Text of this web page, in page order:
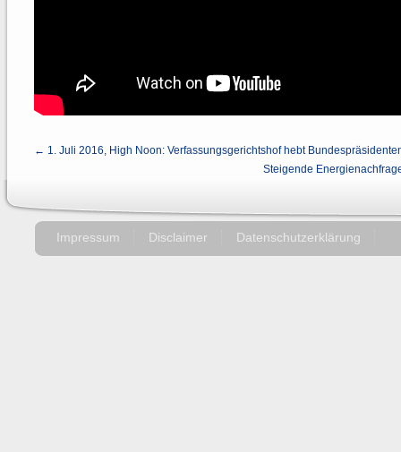
← 1. Juli 2016, High Noon: Verfassungsgerichtshof hebt
Steigende
Impressum Disclaimer Datenschutzerklärung